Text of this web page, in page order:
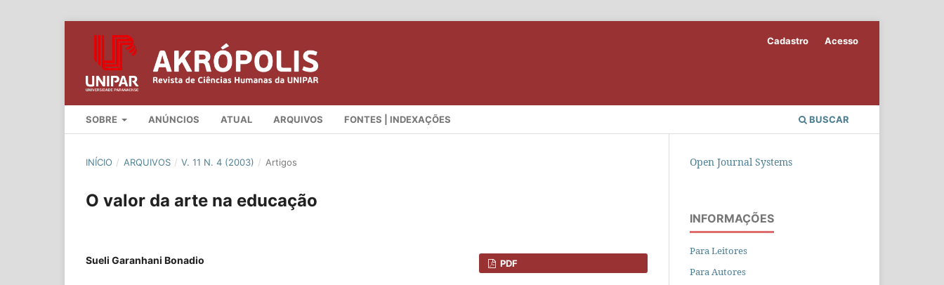
SOBRE ANÚNCIOS ATUAL ARQUIVOS FONTES | INDEXAÇÕES BUSCAR
Cadastro Acesso
INÍCIO / ARQUIVOS / V. 11 N. 4 (2003) / Artigos
O valor da arte na educação
Sueli Garanhani Bonadio PDF
Open Journal Systems
INFORMAÇÕES
Para Leitores
Para Autores